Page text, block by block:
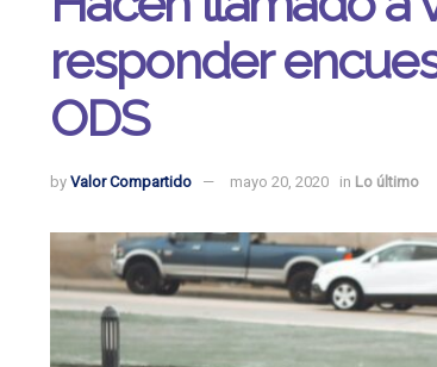
responder
ODS
by Valor Compartido mayo 20, 2020 in Lo último